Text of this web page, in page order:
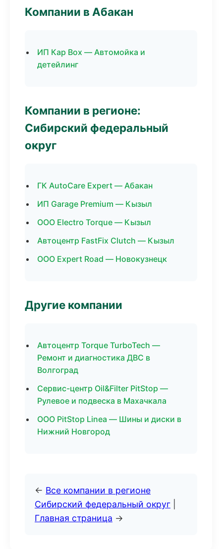
Компании в Абакан
ИП Кар Box — Автомойка и
детейлинг
Компании в регионе:
Сибирский федеральный
округ
ГК AutoCare Expert — Абакан
ИП Garage Premium — Кызыл
ООО Electro Torque — Кызыл
Автоцентр FastFix Clutch — Кызыл
ООО Expert Road — Новокузнецк
Другие компании
Автоцентр Torque TurboTech —
Ремонт и диагностика ДВС в
Волгоград
Сервис-центр Oil&Filter PitStop —
Рулевое и подвеска в Махачкала
ООО PitStop Linea — Шины и диски в
Нижний Новгород
← Все компании в регионе
Сибирский федеральный округ
Главная страница →